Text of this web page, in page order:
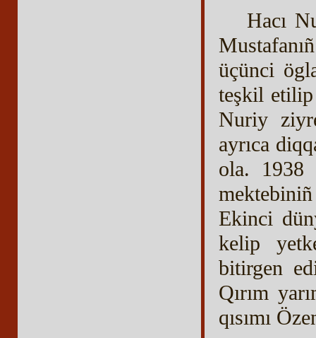
Hacı
üçünci
teşkil etilip
Nuriy
ayrıca
ola. 1938
Ekinci
kelip
bitirgen
Qırım
qısımı